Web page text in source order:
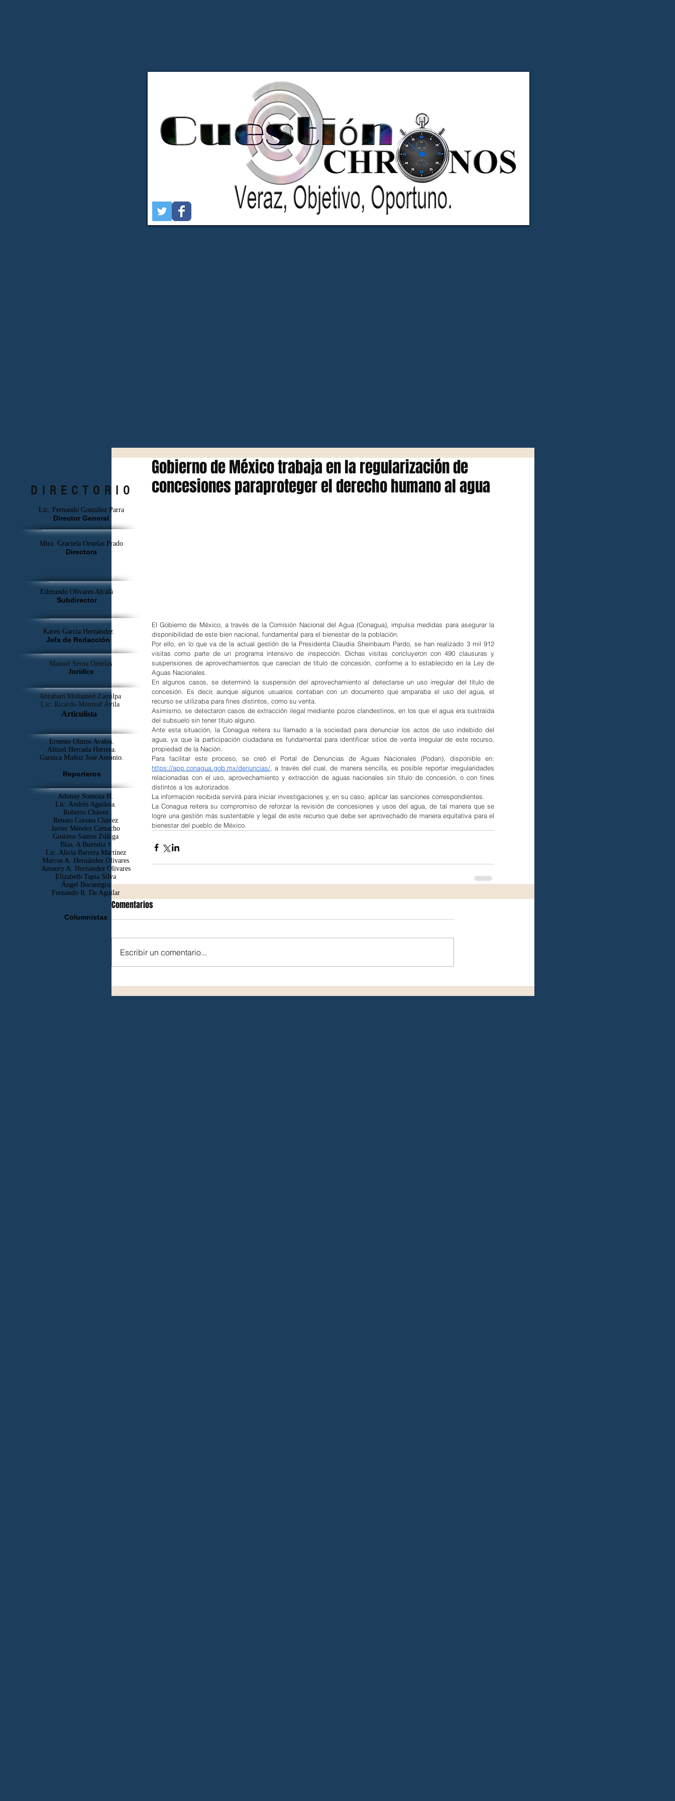
Gobierno de México trabaja en la regularización de
concesiones paraproteger el derecho humano al agua
El Gobierno de México, a través de la Comisión Nacional del Agua (Conagua), impulsa medidas para asegurar la
disponibilidad de este bien nacional, fundamental para el bienestar de la población.
Por ello, en lo que va de la actual gestión de la Presidenta Claudia Sheinbaum Pardo, se han realizado 3 mil 912
visitas como parte de un programa intensivo de inspección. Dichas visitas concluyeron con 490 clausuras y
suspensiones de aprovechamientos que carecían de título de concesión, conforme a lo establecido en la Ley de
Aguas Nacionales.
En algunos casos, se determinó la suspensión del aprovechamiento al detectarse un uso irregular del título de
concesión. Es decir, aunque algunos usuarios contaban con un documento que amparaba el uso del agua, el
recurso se utilizaba para fines distintos, como su venta.
Asimismo, se detectaron casos de extracción ilegal mediante pozos clandestinos, en los que el agua era sustraída
del subsuelo sin tener título alguno.
Ante esta situación, la Conagua reitera su llamado a la sociedad para denunciar los actos de uso indebido del
agua, ya que la participación ciudadana es fundamental para identificar sitios de venta irregular de este recurso,
propiedad de la Nación.
https://app.conagua.gob.mx/denuncias/, a través del cual, de manera sencilla, es posible reportar irregularidades
relacionadas con el uso, aprovechamiento y extracción de aguas nacionales sin título de concesión, o con fines
distintos a los autorizados.
La información recibida servirá para iniciar investigaciones y, en su caso, aplicar las sanciones correspondientes.
La Conagua reitera su compromiso de reforzar la revisión de concesiones y usos del agua, de tal manera que se
logre una gestión más sustentable y legal de este recurso que debe ser aprovechado de manera equitativa para el
bienestar del pueblo de México.
Comentarios
Escribir un comentario...
DIRECTORIO
Lic. Fernando González Parra
Director General
Mtra. Graciela Ornelas Prado
Directora
Edmundo Olivares Alcalá
Subdirector
Karen García Hernández
Jefa de Redacción
Manuel Serna Ornelas
Jurídico
Abraham Mohamed Zamilpa
Lic. Ricardo Monreal Ávila
Articulista
Ernesto Olmos Avalos.
Alitzel Herrada Herrera.
Garnica Muñoz José Antonio.
Reporteros
Adonay Somoza H.
Lic. Andrés Aguilera.
Roberto Chávez
Renato Corona Chávez
Javier Méndez Camacho
Gustavo Santos Zúñiga
Blas. A Buendía †
​Lic. Alicia Barrera Martínez
Marcos A. Hernández Olivares
Amaury A. Hernández Olivares
Elizabeth Tapia Silva
Ángel Bocanegra
Fernando R. De Aguilar
Columnistas